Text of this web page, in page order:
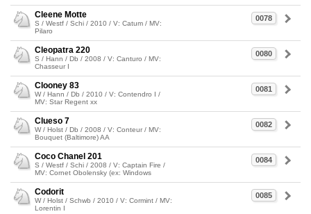
0078
Cleene Motte
S / Westf / Schi / 2010 / V: Catum / MV:
Pilaro
0080
Cleopatra 220
S / Hann / Db / 2008 / V: Canturo / MV:
Chasseur I
0081
Clooney 83
W / Hann / Db / 2010 / V: Contendro I /
MV: Star Regent xx
0082
Clueso 7
W / Holst / Db / 2008 / V: Conteur / MV:
Bouquet (Baltimore) AA
0084
Coco Chanel 201
S / Westf / Schi / 2008 / V: Captain Fire /
MV: Cornet Obolensky (ex: Windows
0085
Codorit
W / Holst / Schwb / 2010 / V: Cormint / MV:
Lorentin I